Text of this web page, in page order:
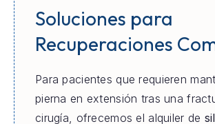
Soluciones para
Recuperaciones
Para pacientes que requieren
pierna en extensión tras una
cirugía, ofrecemos el alquiler de